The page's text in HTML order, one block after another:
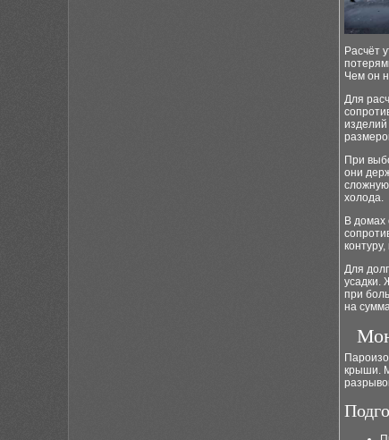
Расчёт
Чем он
Для
При
они
холода.
В домах
Для
усадки.
при
на
крыши.